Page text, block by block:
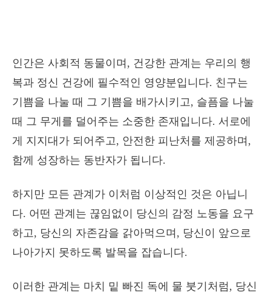
인간은 사회적 동물이며, 건강한 관계는 우리의 행
복과 정신 건강에 필수적인 영양분입니다. 친구는
기쁨을 나눌 때 그 기쁨을 배가시키고, 슬픔을 나눌
때 그 무게를 덜어주는 소중한 존재입니다. 서로에
게 지지대가 되어주고, 안전한 피난처를 제공하며,
함께 성장하는 동반자가 됩니다.
하지만 모든 관계가 이처럼 이상적인 것은 아닙니
다. 어떤 관계는 끊임없이 당신의 감정 노동을 요구
하고, 당신의 자존감을 갉아먹으며, 당신이 앞으로
나아가지 못하도록 발목을 잡습니다.
이러한 관계는 마치 밑 빠진 독에 물 붓기처럼, 당신